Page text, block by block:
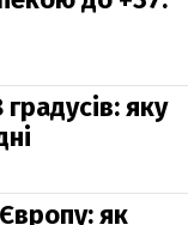
яку
як